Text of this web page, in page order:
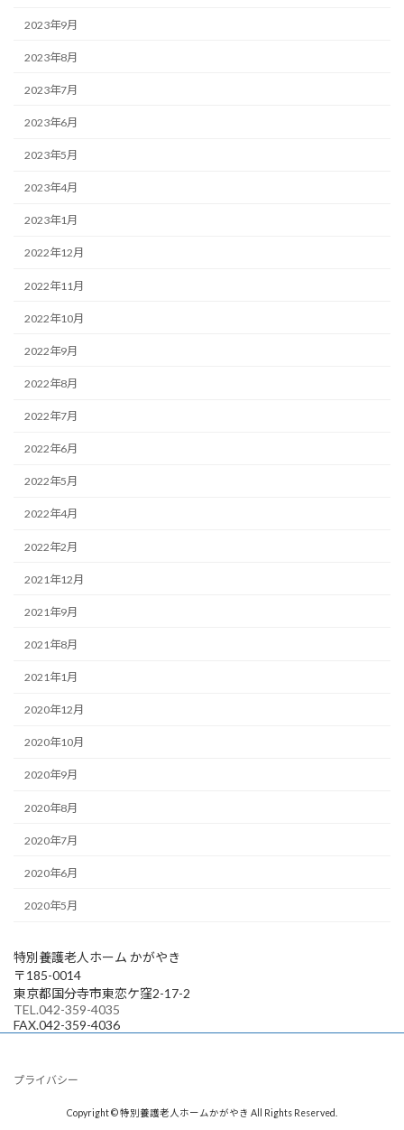
2023年9月
2023年8月
2023年7月
2023年6月
2023年5月
2023年4月
2023年1月
2022年12月
2022年11月
2022年10月
2022年9月
2022年8月
2022年7月
2022年6月
2022年5月
2022年4月
2022年2月
2021年12月
2021年9月
2021年8月
2021年1月
2020年12月
2020年10月
2020年9月
2020年8月
2020年7月
2020年6月
2020年5月
特別養護老人ホーム かがやき
〒185-0014
東京都国分寺市東恋ケ窪2-17-2
TEL.042-359-4035
FAX.042-359-4036
プライバシー
Copyright © 特別養護老人ホームかがやき All Rights Reserved.